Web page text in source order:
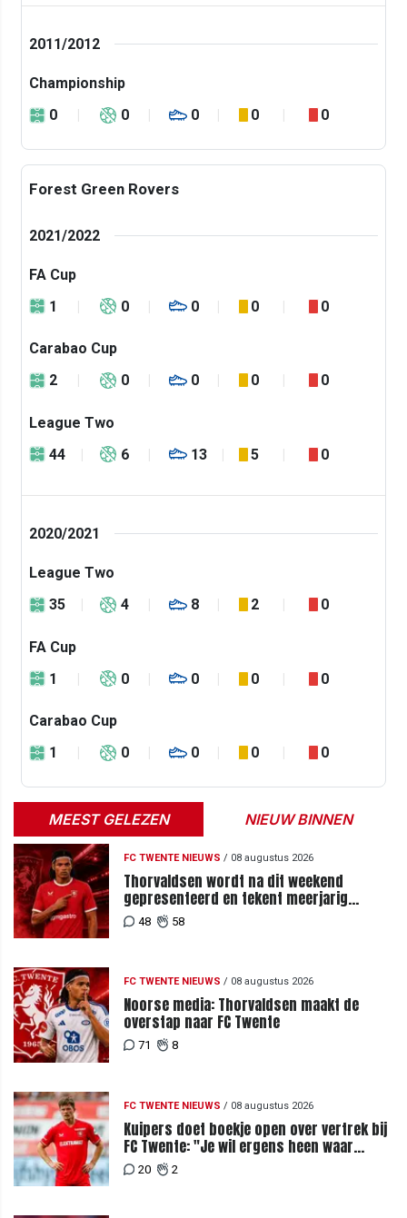
2011/2012
Championship
0
0 0 0 0
Forest Green Rovers
2021/2022
FA Cup
1
0 0 0 0
Carabao Cup
2
0 0 0 0
League Two
44
6 13 5 0
2020/2021
League Two
35
4 8 2 0
FA Cup
1
0 0 0 0
Carabao Cup
1
0 0 0 0
MEEST GELEZEN NIEUW BINNEN
FC TWENTE NIEUWS / 08 augustus 2026
Thorvaldsen wordt na dit weekend
gepresenteerd en tekent meerjarig
contract bij FC Twente
48 58
FC TWENTE NIEUWS / 08 augustus 2026
Noorse media: Thorvaldsen maakt de
overstap naar FC Twente
71 8
FC TWENTE NIEUWS / 08 augustus 2026
Kuipers doet boekje open over vertrek bij
FC Twente: "Je wil ergens heen waar
mensen je waarderen"
20 2